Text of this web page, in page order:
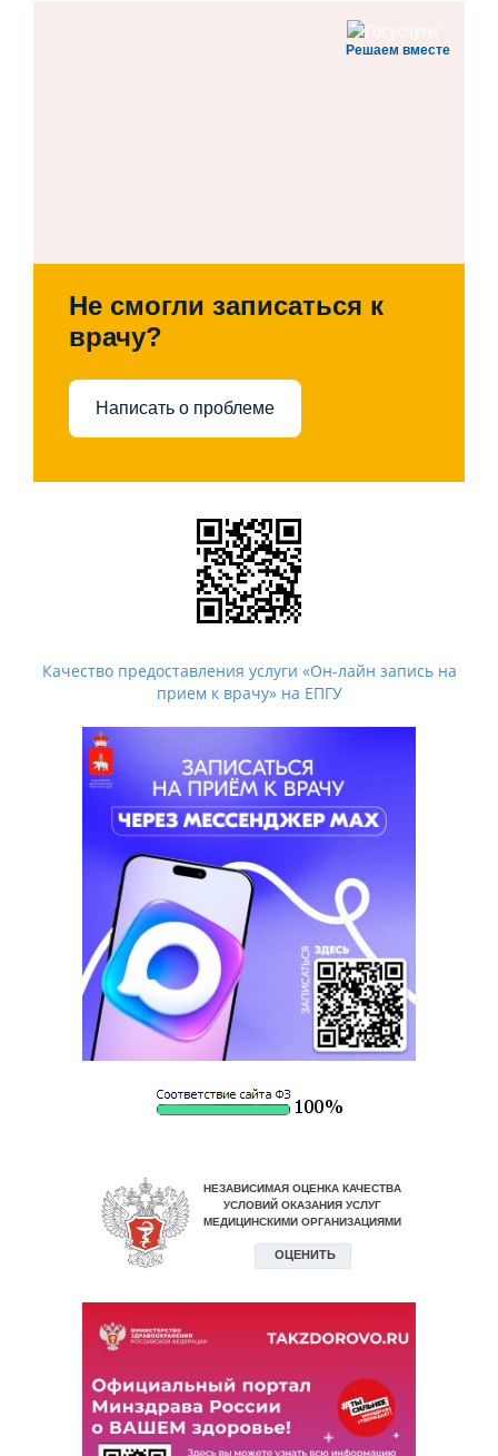
Решаем вместе
Не смогли записаться к
врачу?
Написать о проблеме
Качество предоставления услуги «Он-лайн запись на
прием к врачу» на ЕПГУ